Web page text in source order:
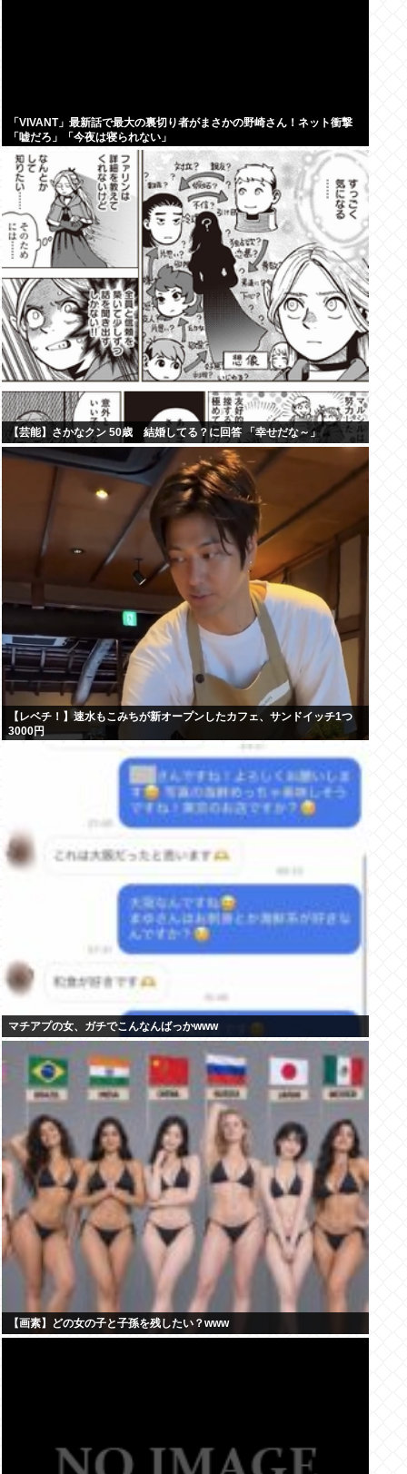
「VIVANT」最新話で最大の裏切り者がまさかの野崎さん！ネット衝撃
「嘘だろ」「今夜は寝られない」
【芸能】さかなクン 50歳 結婚してる？に回答 「幸せだな～」
【レベチ！】速水もこみちが新オープンしたカフェ、サンドイッチ1つ
3000円
マチアプの女、ガチでこんなんばっかwww
【画素】どの女の子と子孫を残したい？www